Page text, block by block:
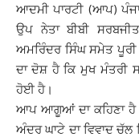
ਆਦਮੀ ਪਾਰਟੀ (ਆਪ)
ਉਪ ਨੇਤਾ ਬੀਬੀ
ਅਮਰਿੰਦਰ ਸਿੰਘ ਸਮੇਤ
ਦਾ ਦੋਸ਼ ਹੈ ਕਿ ਮੁਖ ਮੰਤਰੀ
ਹੋਈ ਹੈ।
ਆਪ ਆਗੂਆਂ ਦਾ ਕਹਿਣਾ ਹੈ
ਅੰਦਰ ਘਾਟੇ ਦਾ ਵਿਵਾਦ